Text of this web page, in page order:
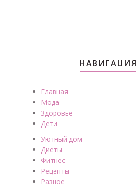
НАВИГАЦИЯ
Главная
Мода
Здоровье
Дети
Уютный дом
Диеты
Фитнес
Рецепты
Разное